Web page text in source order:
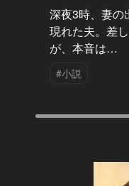
深夜3時、妻の
現れた夫。差
が、本音は…
#小説